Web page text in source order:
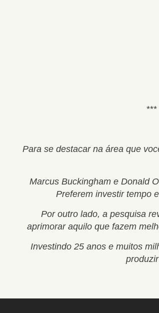
***
Para se destacar na área que
Marcus Buckingham e Donald
Preferem investir tempo
Por outro lado, a pesquisa
aprimorar aquilo que fazem
Investindo 25 anos e muitos